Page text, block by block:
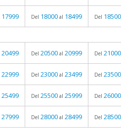
17999 Del 18000 al 18499 Del 18500
20499 Del 20500 al 20999 Del 21000
22999 Del 23000 al 23499 Del 23500
25499 Del 25500 al 25999 Del 26000
27999 Del 28000 al 28499 Del 28500